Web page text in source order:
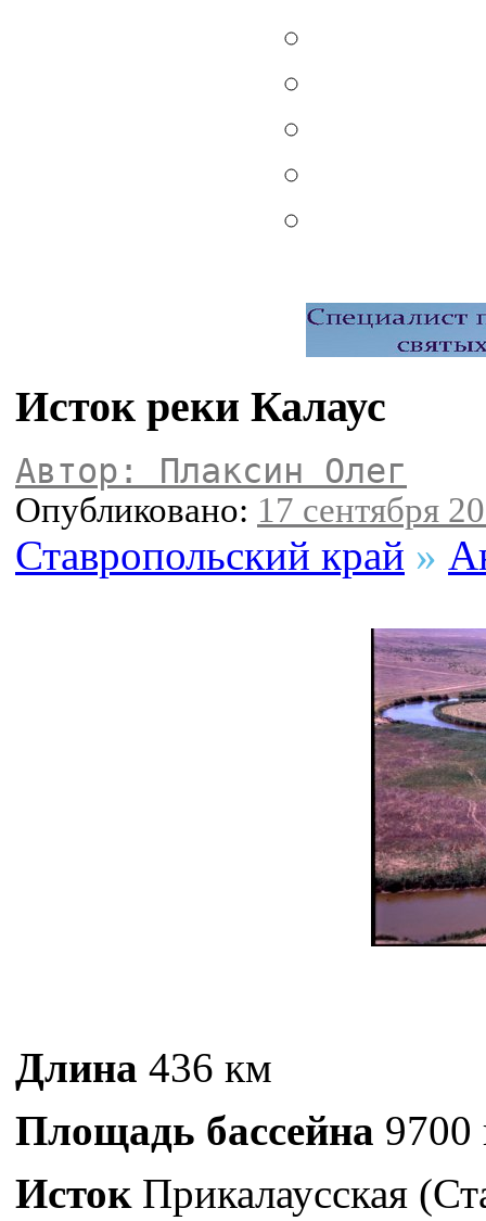
Исток реки Калаус
Автор: Плаксин Олег
Опубликовано: 17 сентября
Ставропольский край »
Длина 436 км
Площадь бассейна 9700
ИстокПрикалаусская